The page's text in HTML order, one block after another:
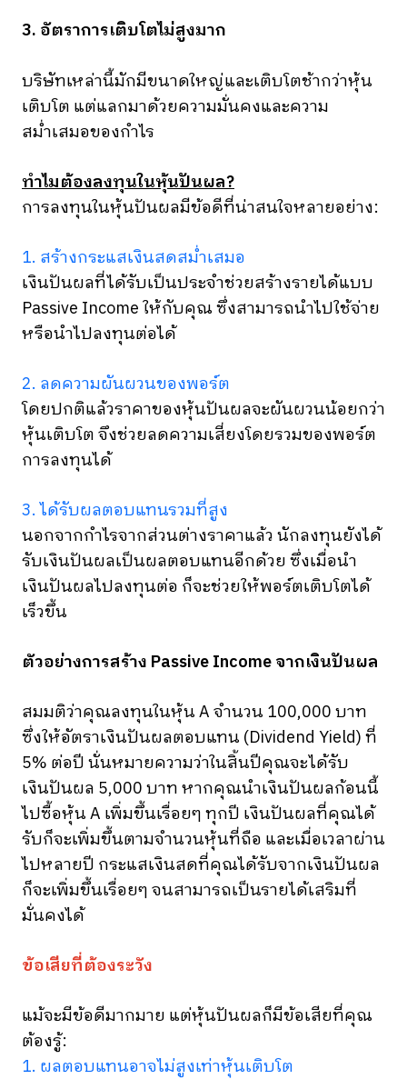
3. อัตราการเติบโตไม่สูงมาก
บริษัทเหล่านี้มักมีขนาดใหญ่และเติบโตช้ากว่าหุ้น
เติบโต แต่แลกมาด้วยความมั่นคงและความ
สม่ำเสมอของกำไร
ทำไมต้องลงทุนในหุ้นปันผล?
การลงทุนในหุ้นปันผลมีข้อดีที่น่าสนใจหลายอย่าง:
1. สร้างกระแสเงินสดสม่ำเสมอ
เงินปันผลที่ได้รับเป็นประจำช่วยสร้างรายได้แบบ
Passive Income ให้กับคุณ ซึ่งสามารถนำไปใช้จ่าย
หรือนำไปลงทุนต่อได้
2. ลดความผันผวนของพอร์ต
โดยปกติแล้วราคาของหุ้นปันผลจะผันผวนน้อยกว่า
หุ้นเติบโต จึงช่วยลดความเสี่ยงโดยรวมของพอร์ต
การลงทุนได้
3. ได้รับผลตอบแทนรวมที่สูง
นอกจากกำไรจากส่วนต่างราคาแล้ว นักลงทุนยังได้
รับเงินปันผลเป็นผลตอบแทนอีกด้วย ซึ่งเมื่อนำ
เงินปันผลไปลงทุนต่อ ก็จะช่วยให้พอร์ตเติบโตได้
เร็วขึ้น
ตัวอย่างการสร้าง Passive Income จากเงินปันผล
สมมติว่าคุณลงทุนในหุ้น A จำนวน 100,000 บาท
ซึ่งให้อัตราเงินปันผลตอบแทน (Dividend Yield) ที่
5% ต่อปี นั่นหมายความว่าในสิ้นปีคุณจะได้รับ
เงินปันผล 5,000 บาท หากคุณนำเงินปันผลก้อนนี้
ไปซื้อหุ้น A เพิ่มขึ้นเรื่อยๆ ทุกปี เงินปันผลที่คุณได้
รับก็จะเพิ่มขึ้นตามจำนวนหุ้นที่ถือ และเมื่อเวลาผ่าน
ไปหลายปี กระแสเงินสดที่คุณได้รับจากเงินปันผล
ก็จะเพิ่มขึ้นเรื่อยๆ จนสามารถเป็นรายได้เสริมที่
มั่นคงได้
ข้อเสียที่ต้องระวัง
แม้จะมีข้อดีมากมาย แต่หุ้นปันผลก็มีข้อเสียที่คุณ
ต้องรู้:
1. ผลตอบแทนอาจไม่สูงเท่าหุ้นเติบโต